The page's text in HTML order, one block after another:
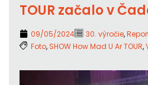
TOUR začalo v
09/05/2024 30. výročie,
Foto, SHOW How Mad U Ar TOUR,